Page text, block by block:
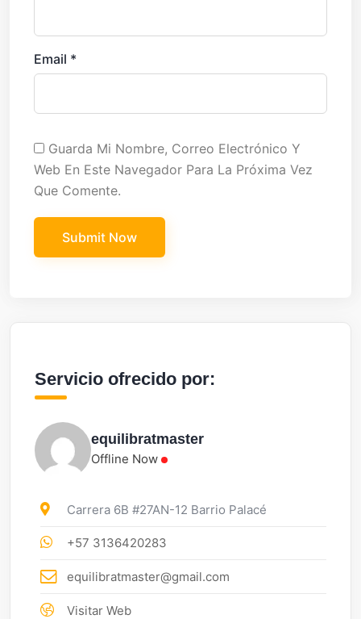
Email *
Guarda Mi Nombre, Correo Electrónico Y
Web En Este Navegador Para La Próxima Vez
Que Comente.
Servicio ofrecido por:
equilibratmaster
Offline Now
Carrera 6B #27AN-12 Barrio Palacé
+57 3136420283
equilibratmaster@gmail.com
Visitar Web